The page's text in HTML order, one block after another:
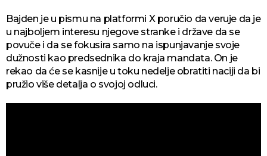
Bajden je u pismu na platformi X poručio da veruje da je
u najboljem interesu njegove stranke i države da se
povuče i da se fokusira samo na ispunjavanje svoje
dužnosti kao predsednika do kraja mandata. On je
rekao da će se kasnije u toku nedelje obratiti naciji da bi
pružio više detalja o svojoj odluci.